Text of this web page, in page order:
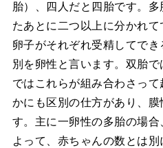
胎）、四人だと四胎です。
たあとに二つ以上に分かれ
卵子がそれぞれ受精してで
別を卵性と言います。双胎
ではこれらが組み合わさっ
かにも区別の仕方があり、
す。主に一卵性の多胎の場
よって、赤ちゃんの数とは